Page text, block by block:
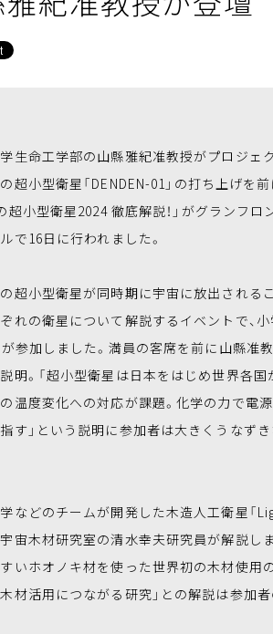
生命工学部の山縣雅紀准教授がプロジェ
超小型衛星「DENDEN-01」の打ち上げを
超小型衛星2024 徹底解説！」がグランフ
で16日に行われました。
超小型衛星が同時期に宇宙に放出される
れの衛星について解説するイベントで、
参加しました。満員の客席を前に山縣准教
明。「超小型衛星は日本をはじめ世界各国
温度変化への対応が課題。化学の力で電
す」という説明に参加者は大きくうなず
などのチームが開発した木造人工衛星「
宙木材研究室の清水幸夫研究員が解説しま
いホオノキ材を使った世界初の木材使用
材活用につながる研究」との解説は参加